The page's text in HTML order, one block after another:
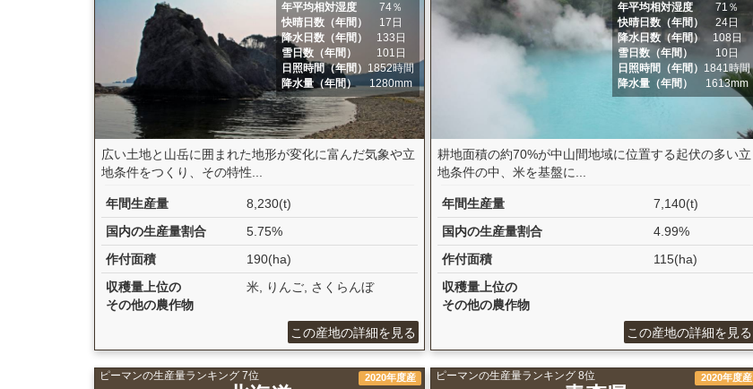
年平均相対湿度
74％
快晴日数（年間）
17日
降水日数（年間）
133日
雪日数（年間）
101日
日照時間（年間） 1852時間
降水量（年間）
1280mm
広い土地と山岳に囲まれた地形が変化に富んだ気象や立
地条件をつくり、その特性...
年間生産量
8,230(t)
国内の生産量割合
5.75%
作付面積
190(ha)
収穫量上位の
その他の農作物
米, りんご, さくらんぼ
この産地の詳細を見る
年平均相対湿度
71％
快晴日数（年間）
24日
降水日数（年間）
108日
雪日数（年間）
10日
日照時間（年間） 1841時間
降水量（年間）
1613mm
耕地面積の約70%が中山間地域に位置する起伏の多い立
地条件の中、米を基盤に...
年間生産量
7,140(t)
国内の生産量割合
4.99%
作付面積
115(ha)
収穫量上位の
その他の農作物
この産地の詳細を見る
ピーマンの生産量ランキング 7位 2020年度産 ピーマンの生産量ランキング 8位 2020年度産